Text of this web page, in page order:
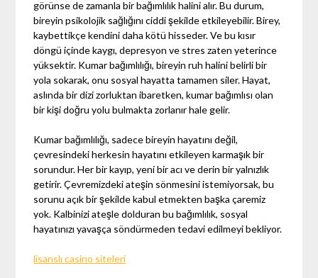
görünse de zamanla bir bağımlılık halini alır. Bu durum,
bireyin psikolojik sağlığını ciddi şekilde etkileyebilir. Birey,
kaybettikçe kendini daha kötü hisseder. Ve bu kısır
döngü içinde kaygı, depresyon ve stres zaten yeterince
yüksektir. Kumar bağımlılığı, bireyin ruh halini belirli bir
yola sokarak, onu sosyal hayatta tamamen siler. Hayat,
aslında bir dizi zorluktan ibaretken, kumar bağımlısı olan
bir kişi doğru yolu bulmakta zorlanır hale gelir.
Kumar bağımlılığı, sadece bireyin hayatını değil,
çevresindeki herkesin hayatını etkileyen karmaşık bir
sorundur. Her bir kayıp, yeni bir acı ve derin bir yalnızlık
getirir. Çevremizdeki ateşin sönmesini istemiyorsak, bu
sorunu açık bir şekilde kabul etmekten başka çaremiz
yok. Kalbinizi ateşle dolduran bu bağımlılık, sosyal
hayatınızı yavaşça söndürmeden tedavi edilmeyi bekliyor.
lisanslı casino siteleri